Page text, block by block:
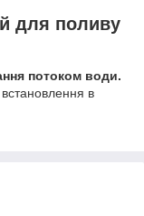
для поливу
потоком води.
встановлення в